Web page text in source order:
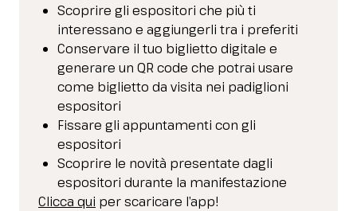
Scoprire gli espositori che più ti
interessano e aggiungerli tra i preferiti
Conservare il tuo biglietto digitale e
generare un QR code che potrai usare
come biglietto da visita nei padiglioni
espositori
Fissare gli appuntamenti con gli
espositori
Scoprire le novità presentate dagli
espositori durante la manifestazione
Clicca qui per scaricare l’app!